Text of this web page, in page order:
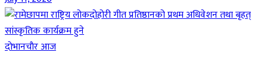
दाेभानचाैर आज